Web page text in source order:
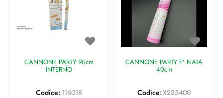
CANNONE PARTY 90cm
INTERNO
Codice: 116018
CANNONE PARTY E' NATA
40cm
Codice:X225400